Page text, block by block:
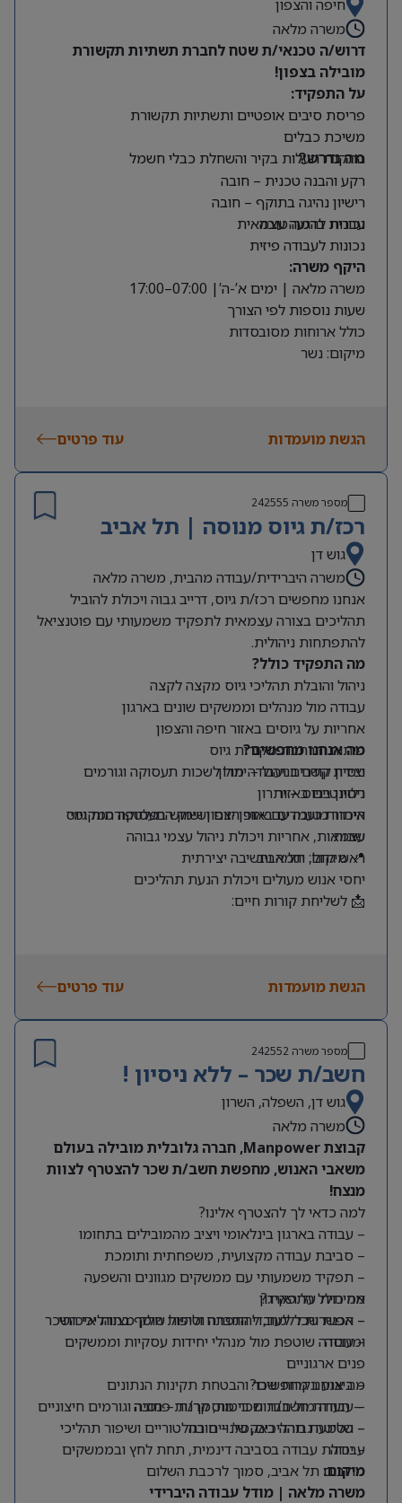
מיקום: קדימה צורן
חיפה והצפון
משרה מלאה
דרוש/ה טכנאי/ת שטח לחברת תשתיות תקשורת
מובילה בצפון!
על התפקיד:
פריסת סיבים אופטיים ותשתיות תקשורת
משיכת כבלים
התקנת תעלות בקיר והשחלת כבלי חשמל
מה נדרש?
רקע והבנה טכנית – חובה
רישיון נהיגה בתוקף – חובה
עברית ברמה טובה
נכונות להגעה עצמאית
נכונות לעבודה פיזית
היקף משרה:
משרה מלאה | ימים א’-ה’| 07:00–17:00
שעות נוספות לפי הצורך
כולל ארוחות מסובסדות
מיקום: נשר
הגשת מועמדות עוד פרטים
מספר משרה 242555
רכז/ת גיוס מנוסה | תל אביב
גוש דן
משרה היברידית/עבודה מהבית, משרה מלאה
אנחנו מחפשים רכז/ת גיוס, דרייב גבוה ויכולת להוביל
תהליכים בצורה עצמאית לתפקיד משמעותי עם פוטנציאל
להתפתחות ניהולית.
מה התפקיד כולל?
ניהול והובלת תהליכי גיוס מקצה לקצה
עבודה מול מנהלים וממשקים שונים בארגון
אחריות על גיוסים באזור חיפה והצפון
פיתוח והרחבת מקורות גיוס
יצירת קשרים ועבודה מול לשכות תעסוקה וגורמים
רלוונטיים באזור
איתור מועמדים באופן יזום ושימוש בפלטפורמות גיוס
שונות
מה אנחנו מחפשים?
ניסיון קודם בניהול – יתרון
ניסיון בגיוס – יתרון
היכרות טובה עם אזור הצפון ושוק התעסוקה המקומי
עצמאות, אחריות ויכולת ניהול עצמי גבוהה
ראש גדול, יוזמה וחשיבה יצירתית
יחסי אנוש מעולים ויכולת הנעת תהליכים
📍 מיקום: תל אביב
📩 לשליחת קורות חיים:
הגשת מועמדות עוד פרטים
מספר משרה 242552
חשב/ת שכר – ללא ניסיון !
גוש דן, השפלה, השרון
משרה מלאה
קבוצת Manpower, חברה גלובלית מובילה בעולם
משאבי האנוש, מחפשת חשב/ת שכר להצטרף לצוות
מנצח!
למה כדאי לך להצטרף אלינו?
– עבודה בארגון בינלאומי ויציב מהמובילים בתחומו
– סביבת עבודה מקצועית, משפחתית ותומכת
– תפקיד משמעותי עם ממשקים מגוונים והשפעה
אמיתית על הארגון
– אפשרות ללמוד, להתפתח ולהיות חלק מצוות איכותי
ומנוסה
מה כולל התפקיד?
– הכנת שכר לעובדי החברה וטיפול שוטף בתהליכי השכר
– עבודה שוטפת מול מנהלי יחידות עסקיות וממשקים
פנים ארגוניים
– ביצוע בקרות שכר והבטחת תקינות הנתונים
– עבודה מול חברות ביטוח, קרנות פנסיה וגורמים חיצוניים
– הטמעת תהליכים, שינויים רגולטוריים ושיפור תהליכי
עבודה
מה אנחנו מחפשים?
– תעודת חשב/ת שכר מוסמך/ת – חובה
– שליטה גבוהה באקסל – חובה
– יכולת עבודה בסביבה דינמית, תחת לחץ ובממשקים
מרובים
מיקום: תל אביב, סמוך לרכבת השלום
משרה מלאה | מודל עבודה היברידי